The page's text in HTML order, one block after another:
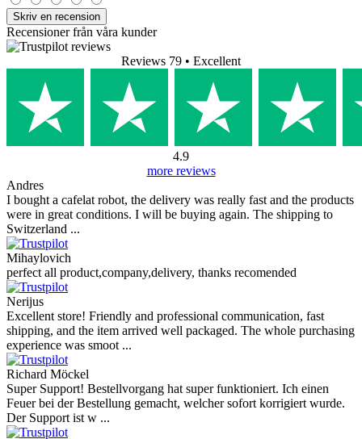
Skriv en recension
Recensioner från våra kunder
Reviews 79 • Excellent
4.9
more reviews
Andres
I bought a cafelat robot, the delivery was really fast and the products
were in great conditions. I will be buying again. The shipping to
Switzerland ...
Mihaylovich
perfect all product,company,delivery, thanks recomended
Nerijus
Excellent store! Friendly and professional communication, fast
shipping, and the item arrived well packaged. The whole purchasing
experience was smoot ...
Richard Möckel
Super Support! Bestellvorgang hat super funktioniert. Ich einen
Feuer bei der Bestellung gemacht, welcher sofort korrigiert wurde.
Der Support ist w ...